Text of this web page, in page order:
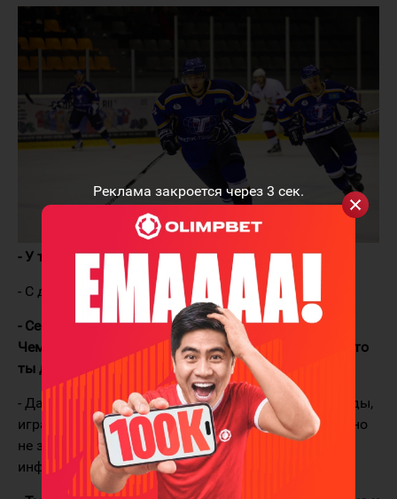
Реклама закроется через 2 сек.
- У тебя есть прозвище?
- C детства меня зовут Петя.
- Сейчас многие говорят, что разница между
Чемпионатом Казахстана и ВХЛ незначительна. Что
ты думаешь по этому поводу?
- Да, отчасти я согласен с этим. Некоторые команды,
играющие в Чемпионате Казахстана, действительно
не затерялись бы в ВХЛ. Но всё портит
инфраструктура.